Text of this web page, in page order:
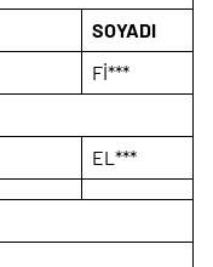
SOYADI
Fİ***
EL***